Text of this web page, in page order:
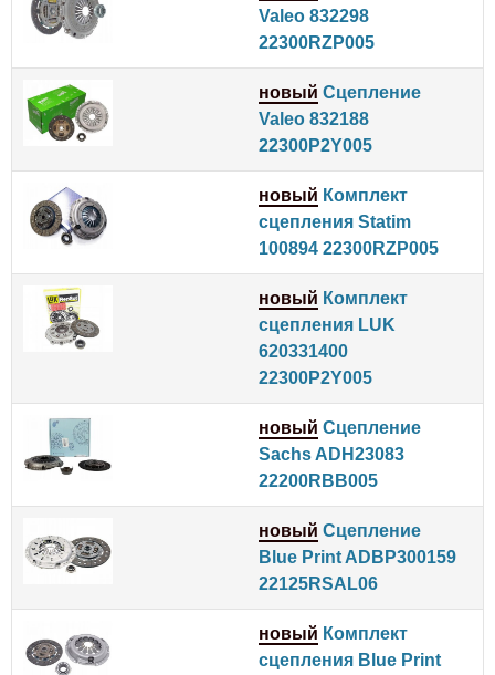
Valeo 832298
22300RZP005
новый Сцепление
Valeo 832188
22300P2Y005
новый Комплект
сцепления Statim
100894 22300RZP005
новый Комплект
сцепления LUK
620331400
22300P2Y005
новый Сцепление
Sachs ADH23083
22200RBB005
новый Сцепление
Blue Print ADBP300159
22125RSAL06
новый Комплект
сцепления Blue Print